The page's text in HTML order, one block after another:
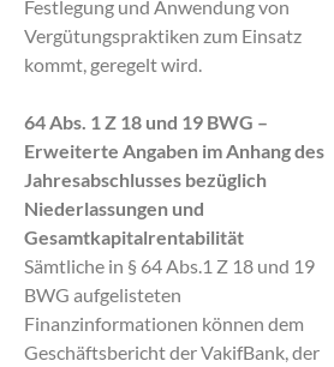
Festlegung und Anwendung von
Vergütungspraktiken zum Einsatz
kommt, geregelt wird.
64 Abs. 1 Z 18 und 19 BWG –
Erweiterte Angaben im Anhang des
Jahresabschlusses bezüglich
Niederlassungen und
Gesamtkapitalrentabilität
Sämtliche in § 64 Abs.1 Z 18 und 19
BWG aufgelisteten
Finanzinformationen können dem
Geschäftsbericht der VakifBank, der